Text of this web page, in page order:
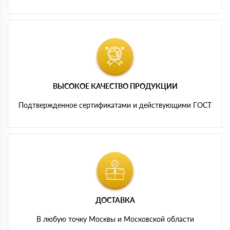
ВЫСОКОЕ КАЧЕСТВО ПРОДУКЦИИ
Подтвержденное сертификатами и действующими ГОСТ
ДОСТАВКА
В любую точку Москвы и Московской области